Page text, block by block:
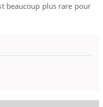
beaucoup plus rare pour
pharmacie pour les
exercices physiques ?